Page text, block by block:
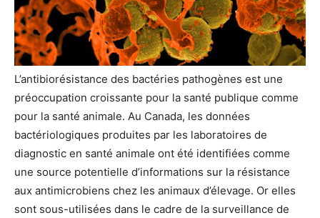
L’antibiorésistance des bactéries pathogènes est une
préoccupation croissante pour la santé publique comme
pour la santé animale. Au Canada, les données
bactériologiques produites par les laboratoires de
diagnostic en santé animale ont été identifiées comme
une source potentielle d’informations sur la résistance
aux antimicrobiens chez les animaux d’élevage. Or elles
sont sous-utilisées dans le cadre de la surveillance de